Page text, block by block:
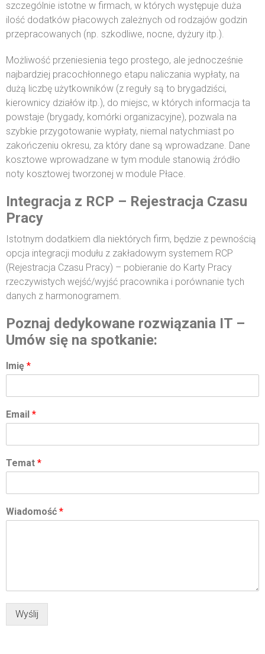
szczególnie istotne w firmach, w których występuje duża
ilość dodatków płacowych zależnych od rodzajów godzin
przepracowanych (np. szkodliwe, nocne, dyżury itp.).
Możliwość przeniesienia tego prostego, ale jednocześnie
najbardziej pracochłonnego etapu naliczania wypłaty, na
dużą liczbę użytkowników (z reguły są to brygadziści,
kierownicy działów itp.), do miejsc, w których informacja ta
powstaje (brygady, komórki organizacyjne), pozwala na
szybkie przygotowanie wypłaty, niemal natychmiast po
zakończeniu okresu, za który dane są wprowadzane. Dane
kosztowe wprowadzane w tym module stanowią źródło
noty kosztowej tworzonej w module Płace.
Integracja z RCP – Rejestracja Czasu
Pracy
Istotnym dodatkiem dla niektórych firm, będzie z pewnością
opcja integracji modułu z zakładowym systemem RCP
(Rejestracja Czasu Pracy) – pobieranie do Karty Pracy
rzeczywistych wejść/wyjść pracownika i porównanie tych
danych z harmonogramem.
Poznaj dedykowane rozwiązania IT –
Umów się na spotkanie:
Imię *
Email *
Temat *
Wiadomość *
Wyślij